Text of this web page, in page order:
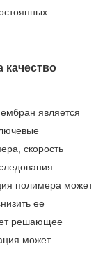
является
скорость
полимера может
ее
решающее
может